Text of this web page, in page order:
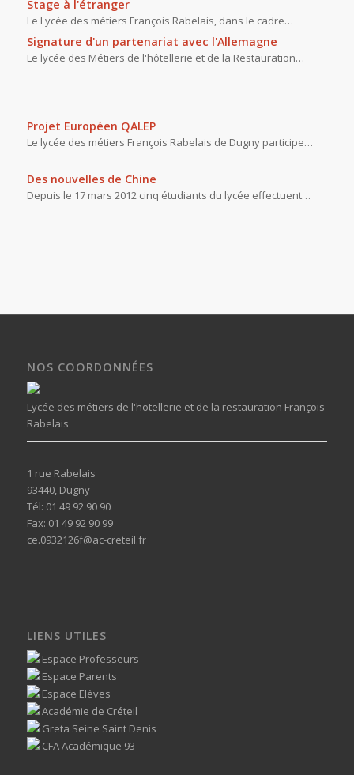
Stage à l'étranger
Le Lycée des métiers François Rabelais, dans le cadre…
Signature d'un partenariat avec l'Allemagne
Le lycée des Métiers de l'hôtellerie et de la Restauration…
Projet Européen QALEP
Le lycée des métiers François Rabelais de Dugny participe…
Des nouvelles de Chine
Depuis le 17 mars 2012 cinq étudiants du lycée effectuent…
NOS COORDONNÉES
Lycée des métiers de l'hotellerie et de la restauration François
Rabelais
1 rue Rabelais
93440, Dugny
Tél: 01 49 92 90 90
Fax: 01 49 92 90 99
ce.0932126f@ac-creteil.fr
LIENS UTILES
Espace Professeurs
Espace Parents
Espace Elèves
Académie de Créteil
Greta Seine Saint Denis
CFA Académique 93